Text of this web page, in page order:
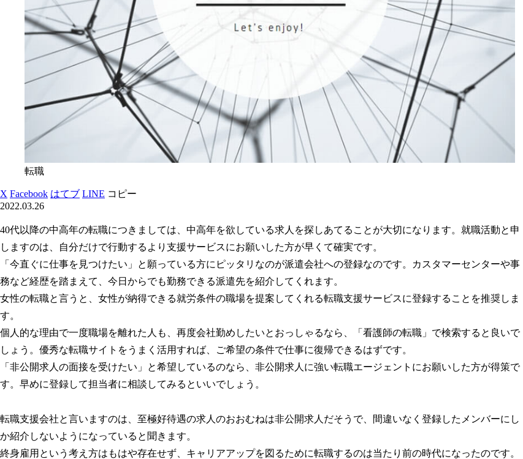
転職
X Facebook はてブ LINE コピー
2022.03.26
40代以降の中高年の転職につきましては、中高年を欲している求人を探しあてることが大切になります。就職活動と申
しますのは、自分だけで行動するより支援サービスにお願いした方が早くて確実です。
「今直ぐに仕事を見つけたい」と願っている方にピッタリなのが派遣会社への登録なのです。カスタマーセンターや事
務など経歴を踏まえて、今日からでも勤務できる派遣先を紹介してくれます。
女性の転職と言うと、女性が納得できる就労条件の職場を提案してくれる転職支援サービスに登録することを推奨しま
す。
個人的な理由で一度職場を離れた人も、再度会社勤めしたいとおっしゃるなら、「看護師の転職」で検索すると良いで
しょう。優秀な転職サイトをうまく活用すれば、ご希望の条件で仕事に復帰できるはずです。
「非公開求人の面接を受けたい」と希望しているのなら、非公開求人に強い転職エージェントにお願いした方が得策で
す。早めに登録して担当者に相談してみるといいでしょう。
転職支援会社と言いますのは、至極好待遇の求人のおおむねは非公開求人だそうで、間違いなく登録したメンバーにし
か紹介しないようになっていると聞きます。
終身雇用という考え方はもはや存在せず、キャリアアップを図るために転職するのは当たり前の時代になったのです。